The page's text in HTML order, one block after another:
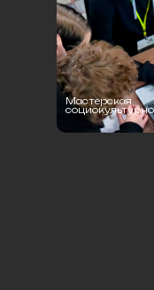
Мастерская